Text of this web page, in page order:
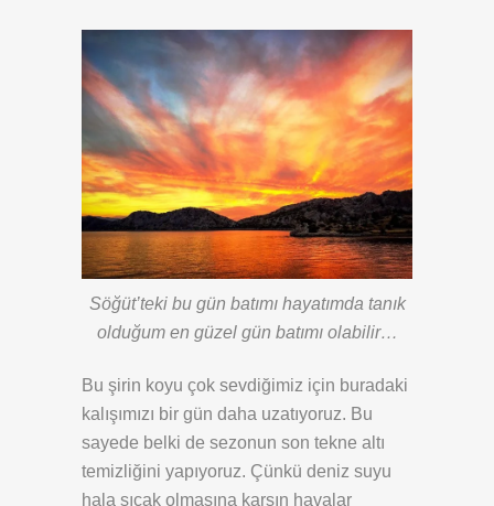
Söğüt’teki bu gün batımı hayatımda tanık
olduğum en güzel gün batımı olabilir…
Bu şirin koyu çok sevdiğimiz için buradaki
kalışımızı bir gün daha uzatıyoruz. Bu
sayede belki de sezonun son tekne altı
temizliğini yapıyoruz. Çünkü deniz suyu
hala sıcak olmasına karşın havalar